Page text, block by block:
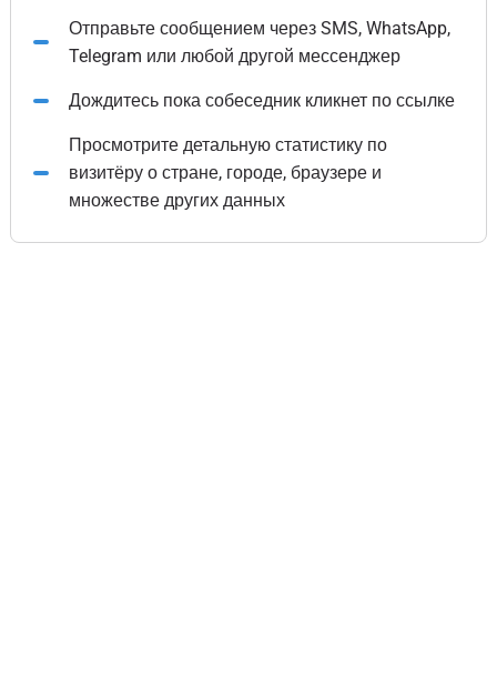
Отправьте сообщением через SMS, WhatsApp,
Telegram или любой другой мессенджер
Дождитесь пока собеседник кликнет по ссылке
Просмотрите детальную статистику по
визитёру о стране, городе, браузере и
множестве других данных